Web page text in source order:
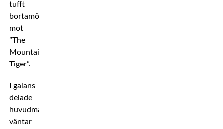
tufft
bortamöte
mot
”The
Mountain
Tiger”.
I galans
delade
huvudmatch
väntar